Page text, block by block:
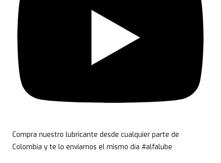
Compra nuestro lubricante desde cualquier parte de
Colombia y te lo enviamos el mismo día #alfalube